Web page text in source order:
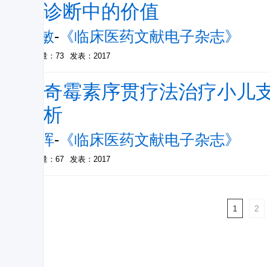
常诊断中的价值
王敏- 《临床医药文献电子杂志》
被引量：73 发表：2017
阿奇霉素序贯疗法治疗小
分析
吴晖- 《临床医药文献电子杂志》
被引量：67 发表：2017
1 2